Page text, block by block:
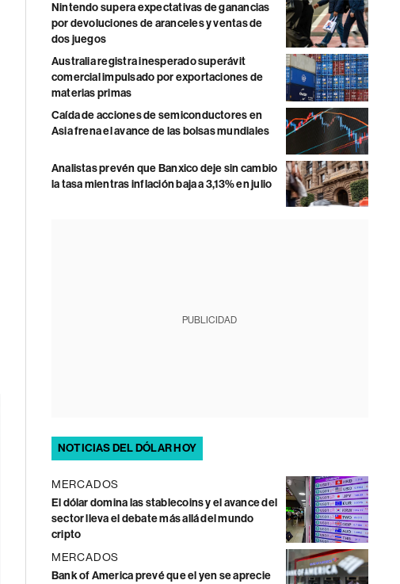
Nintendo supera expectativas de ganancias
por devoluciones de aranceles y ventas de
dos juegos
Australia registra inesperado superávit
comercial impulsado por exportaciones de
materias primas
Caída de acciones de semiconductores en
Asia frena el avance de las bolsas mundiales
Analistas prevén que Banxico deje sin cambio
la tasa mientras inflación baja a 3,13% en julio
PUBLICIDAD
NOTICIAS DEL DÓLAR HOY
MERCADOS
El dólar domina las stablecoins y el avance del
sector lleva el debate más allá del mundo
cripto
MERCADOS
Bank of America prevé que el yen se aprecie